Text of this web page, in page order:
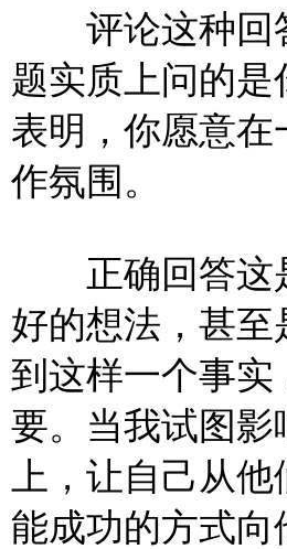
评论这种回答
题实质上问的
表明，你愿意
作氛围。
正确回答这是
好的想法，甚
到这样一个事
要。当我试图
上，让自己从
能成功的方式向